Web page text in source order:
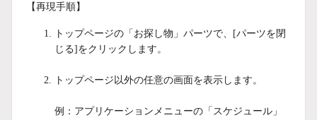
【再現手順】
トップページの「お探し物」パーツで、[パーツを閉
じる]をクリックします。
トップページ以外の任意の画面を表示します。
例：アプリケーションメニューの「スケジュール」